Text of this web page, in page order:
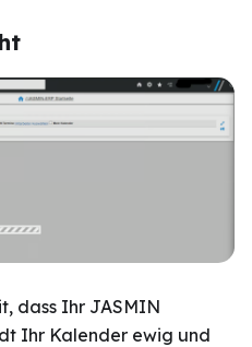
dass Ihr JASMIN
Ihr Kalender ewig und